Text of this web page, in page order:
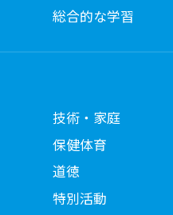
総合的な学習
技術・家庭
保健体育
道徳
特別活動